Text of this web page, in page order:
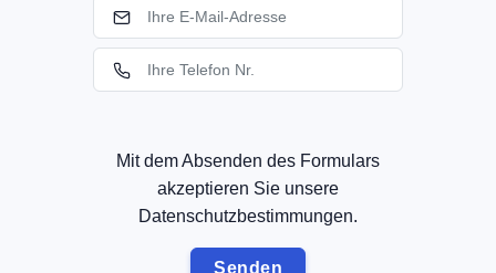
Mit dem Absenden des Formulars
akzeptieren Sie unsere
Datenschutzbestimmungen.